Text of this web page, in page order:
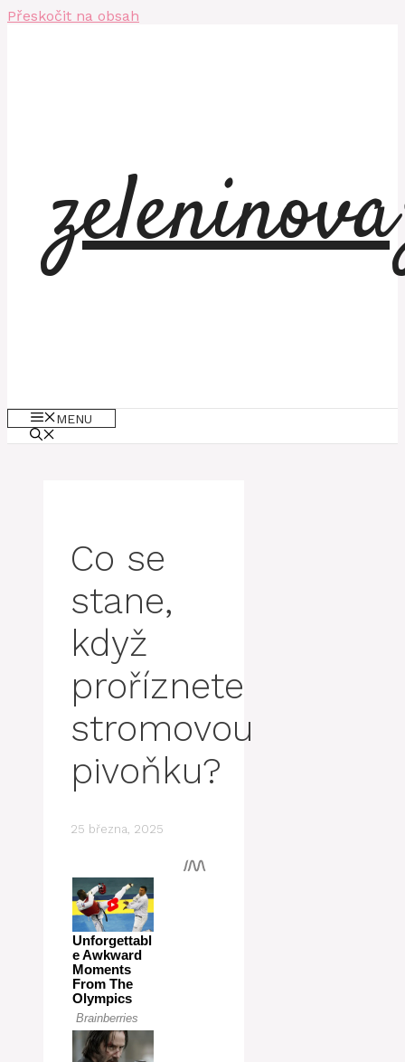
Přeskočit na obsah
MENU
Co se
stane,
když
proříznete
stromovou
pivoňku?
25 března, 2025